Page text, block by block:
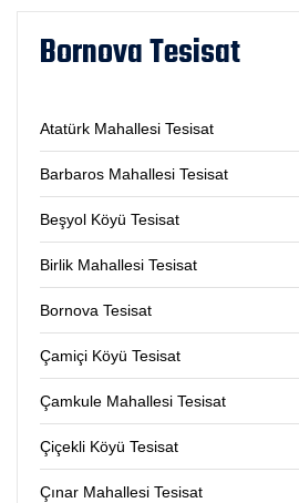
Bornova Tesisat
Atatürk Mahallesi Tesisat
Barbaros Mahallesi Tesisat
Beşyol Köyü Tesisat
Birlik Mahallesi Tesisat
Bornova Tesisat
Çamiçi Köyü Tesisat
Çamkule Mahallesi Tesisat
Çiçekli Köyü Tesisat
Çınar Mahallesi Tesisat